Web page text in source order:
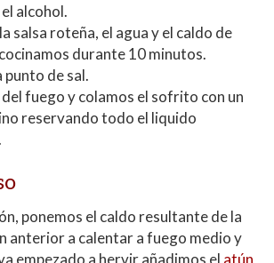
alcohol.
salsa roteña, el agua y el caldo de
durante 10 minutos.
punto de sal.
fuego y colamos el sofrito con un
reservando todo el liquido
ponemos el caldo resultante de la
anterior a calentar a fuego medio y
empezado a hervir añadimos el atún